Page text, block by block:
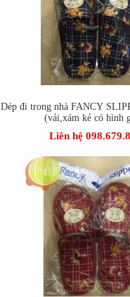
Dép đi trong nhà FANCY
(vải,xám kẻ có hình
Liên hệ